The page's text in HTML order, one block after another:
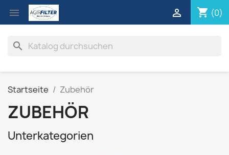
 shopping_cart (0)

search
Startseite Zubehör
ZUBEHÖR
Unterkategorien